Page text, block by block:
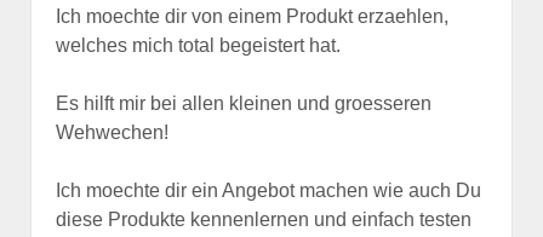
Ich moechte dir von einem Produkt erzaehlen,
welches mich total begeistert hat.
Es hilft mir bei allen kleinen und groesseren
Wehwechen!
Ich moechte dir ein Angebot machen wie auch Du
diese Produkte kennenlernen und einfach testen